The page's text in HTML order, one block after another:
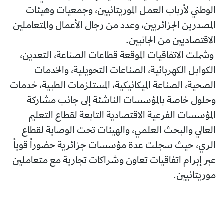
الوطني لأرباب العمل الموريتانيين، وجمعيات وهيئات
المصدرين الجزائريين، وعدد من رجال الأعمال والمتعاملين
الاقتصاديين من الجانبين.
وشملت الاتفاقيات الموقعة قطاعات الصناعة، التعدين،
الكوابل الكهربائية، الصناعات التحويلية، والخدمات
الصحية، الصناعة الميكانيكية، المستلزمات الطبية، خدمات
وحلول خاصة بالمؤسسات الناشئة إلى جانب مشاركة
المؤسسات الفرعية الاقتصادية التابعة لقطاع التعليم
العالي والبحث العلمي، والهيئات تحت الوصاية لقطاع
الري، حيث سجلت عدة مؤسسات جزائرية حضوراً قوياً
عبر إبرام اتفاقيات تعاون وشراكات تجارية مع متعاملين
موريتانيين.